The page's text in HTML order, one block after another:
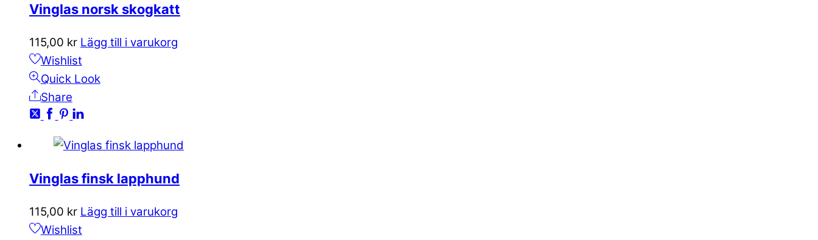
Vinglas norsk skogkatt
115,00 kr Lägg till i varukorg
Wishlist
Quick Look
Share
Vinglas finsk lapphund
115,00 kr Lägg till i varukorg
Wishlist